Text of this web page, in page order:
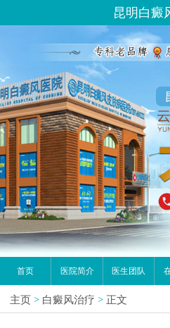
昆明白癜
首页 医院简介 医生团队
主页 > 白癜风治疗 > 正文